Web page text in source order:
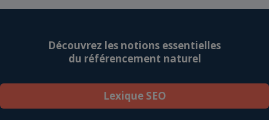
Découvrez les notions essentielles
du référencement naturel
Lexique SEO